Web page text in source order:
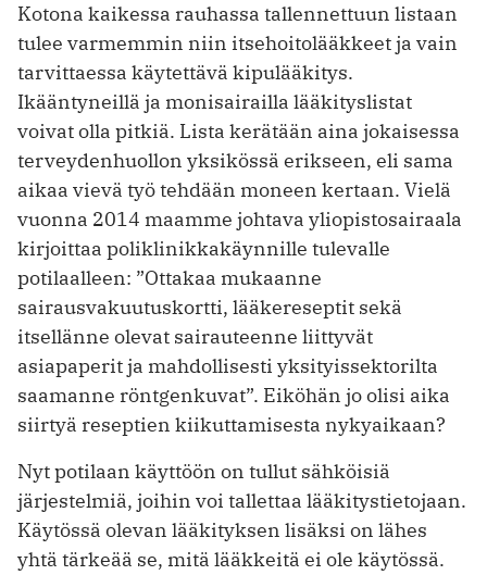
Kotona kaikessa rauhassa tallennettuun listaan
tulee varmemmin niin itsehoitolääkkeet ja vain
tarvittaessa käytettävä kipulääkitys.
Ikääntyneillä ja monisairailla lääkityslistat
voivat olla pitkiä. Lista kerätään aina jokaisessa
terveydenhuollon yksikössä erikseen, eli sama
aikaa vievä työ tehdään moneen kertaan. Vielä
vuonna 2014 maamme johtava yliopistosairaala
kirjoittaa poliklinikkakäynnille tulevalle
potilaalleen: ”Ottakaa mukaanne
sairausvakuutuskortti, lääkereseptit sekä
itsellänne olevat sairauteenne liittyvät
asiapaperit ja mahdollisesti yksityissektorilta
saamanne röntgenkuvat”. Eiköhän jo olisi aika
siirtyä reseptien kiikuttamisesta nykyaikaan?
Nyt potilaan käyttöön on tullut sähköisiä
järjestelmiä, joihin voi tallettaa lääkitystietojaan.
Käytössä olevan lääkityksen lisäksi on lähes
yhtä tärkeää se, mitä lääkkeitä ei ole käytössä.